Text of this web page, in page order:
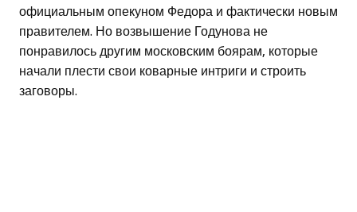
официальным опекуном Федора и фактически новым
правителем. Но возвышение Годунова не
понравилось другим московским боярам, которые
начали плести свои коварные интриги и строить
заговоры.